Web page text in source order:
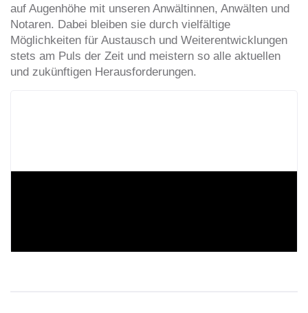
auf Augenhöhe mit unseren Anwältinnen, Anwälten und
Notaren. Dabei bleiben sie durch vielfältige
Möglichkeiten für Austausch und Weiterentwicklungen
stets am Puls der Zeit und meistern so alle aktuellen
und zukünftigen Herausforderungen.